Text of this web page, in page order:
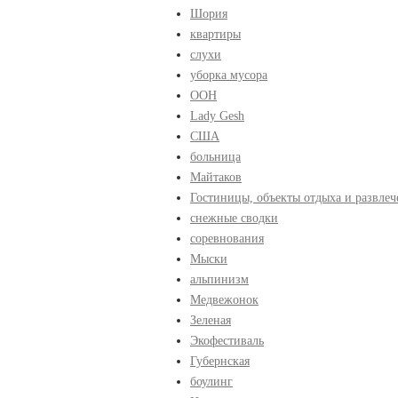
Шория
квартиры
слухи
уборка мусора
ООН
Lady Gesh
США
больница
Майтаков
Гостиницы, объекты отдыха и
снежные сводки
соревнования
Мыски
альпинизм
Медвежонок
Зеленая
Экофестиваль
Губернская
боулинг